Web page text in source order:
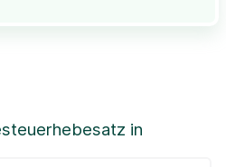
in
©CartoDB,